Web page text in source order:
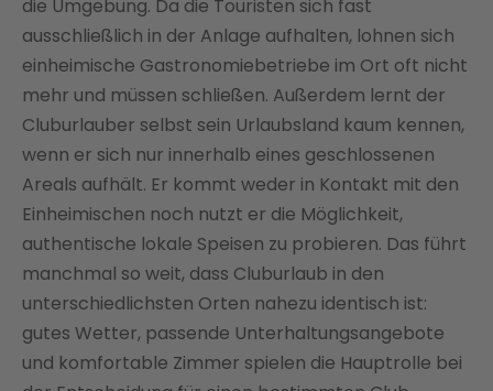
die Umgebung. Da die Touristen sich fast
ausschließlich in der Anlage aufhalten, lohnen sich
einheimische Gastronomiebetriebe im Ort oft nicht
mehr und müssen schließen. Außerdem lernt der
Cluburlauber selbst sein Urlaubsland kaum kennen,
wenn er sich nur innerhalb eines geschlossenen
Areals aufhält. Er kommt weder in Kontakt mit den
Einheimischen noch nutzt er die Möglichkeit,
authentische lokale Speisen zu probieren. Das führt
manchmal so weit, dass Cluburlaub in den
unterschiedlichsten Orten nahezu identisch ist:
gutes Wetter, passende Unterhaltungsangebote
und komfortable Zimmer spielen die Hauptrolle bei